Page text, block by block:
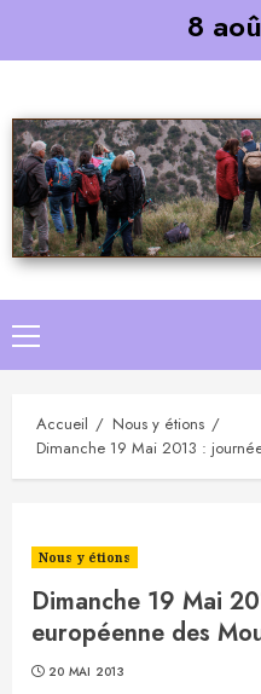
8
Primary
Menu
Accueil
Nous y étions
Dimanche 19 Mai 2013 :
Nous y étions
Dimanche 19 Mai
européenne des
20 MAI 2013